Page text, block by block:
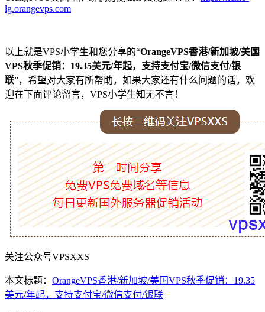
lg.orangevps.com
以上就是VPS小学生和您分享的“OrangeVPS香港/新加坡/美国
VPS秋季促销：19.35美元/年起，支持支付宝/微信支付/银
联”，希望对大家有所帮助，如果大家还有什么问题的话，欢
迎在下面评论留言，VPS小学生知无不言！
关注公众号VPSXXS
本文标题： OrangeVPS香港/新加坡/美国VPS秋季促销：19.35
美元/年起，支持支付宝/微信支付/银联